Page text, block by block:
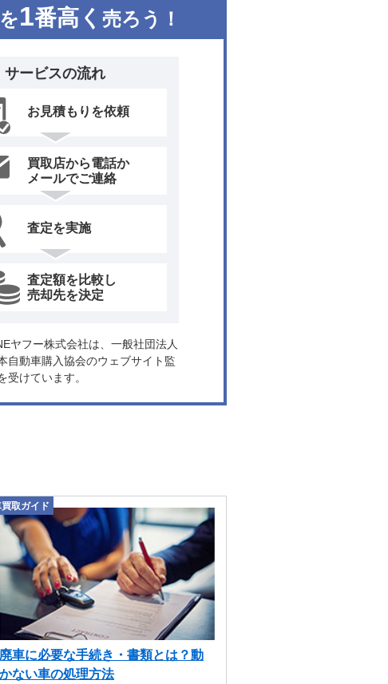
1番高く 売ろう！
サービスの流れ
お見積もりを依頼
買取店から電話か
メールでご連絡
査定を実施
査定額を比較し
売却先を決定
ヤフー株式会社は、一般社団法人
自動車購入協会のウェブサイト監
受けています。
取ガイド
廃車に必要な手続き・書類とは？動
かない車の処理方法